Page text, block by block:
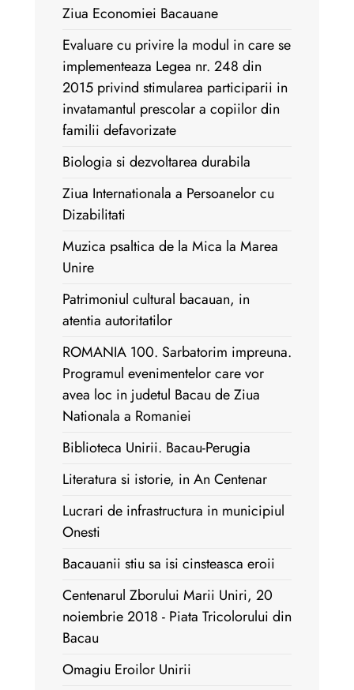
Ziua Economiei Bacauane
Evaluare cu privire la modul in care se
implementeaza Legea nr. 248 din
2015 privind stimularea participarii in
invatamantul prescolar a copiilor din
familii defavorizate
Biologia si dezvoltarea durabila
Ziua Internationala a Persoanelor cu
Dizabilitati
Muzica psaltica de la Mica la Marea
Unire
Patrimoniul cultural bacauan, in
atentia autoritatilor
ROMANIA 100. Sarbatorim impreuna.
Programul evenimentelor care vor
avea loc in judetul Bacau de Ziua
Nationala a Romaniei
Biblioteca Unirii. Bacau-Perugia
Literatura si istorie, in An Centenar
Lucrari de infrastructura in municipiul
Onesti
Bacauanii stiu sa isi cinsteasca eroii
Centenarul Zborului Marii Uniri, 20
noiembrie 2018 - Piata Tricolorului din
Bacau
Omagiu Eroilor Unirii